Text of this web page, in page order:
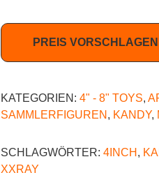
PREIS
KATEGORIEN: 4" - 8" TOYS,
SAMMLERFIGUREN , KANDY,
SCHLAGWÖRTER: 4INCH ,
XXRAY